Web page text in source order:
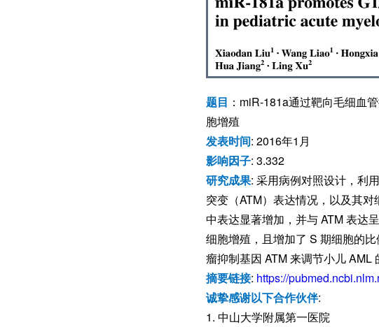
题目 ：miR-181a通过靶向毛细血
胞增殖
发表时间: 2016年1月
影响因子: 3.332
研究成果: 采用病例对照设计，利
突变（ATM）表达情况，以及其
中表达显著增加，并与 ATM 表达
细胞增殖，且增加了 S 期细胞的
瘤抑制基因 ATM 来调节小儿 AML
摘要链接: https://
诚挚感谢以下合作伙伴:
1. 中山大学附属第一医院